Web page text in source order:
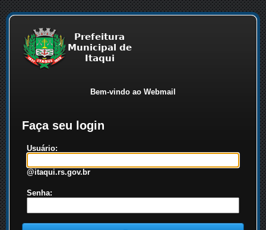
Bem-vindo ao Webmail
Faça seu login
Usuário:
@itaqui.rs.gov.br
Senha: